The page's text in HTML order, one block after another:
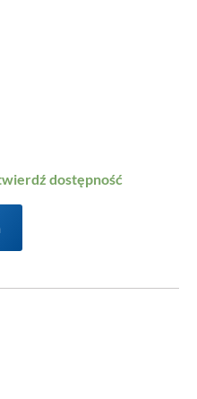
dostępność